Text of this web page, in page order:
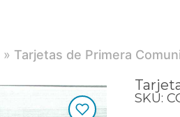
» Tarjetas de Primera
SKU: